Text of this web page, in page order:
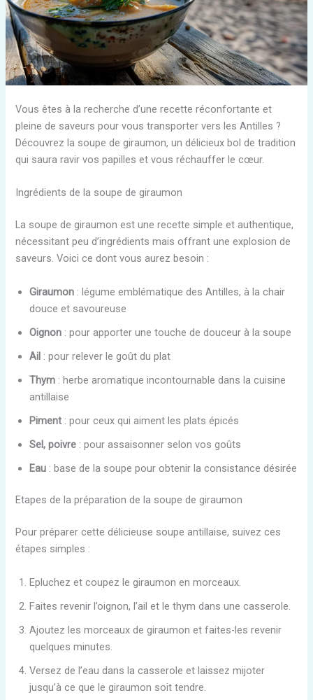
Vous êtes à la recherche d’une recette réconfortante et
pleine de saveurs pour vous transporter vers les Antilles ?
Découvrez la soupe de giraumon, un délicieux bol de tradition
qui saura ravir vos papilles et vous réchauffer le cœur.
Ingrédients de la soupe de giraumon
La soupe de giraumon est une recette simple et authentique,
nécessitant peu d’ingrédients mais offrant une explosion de
saveurs. Voici ce dont vous aurez besoin :
Giraumon : légume emblématique des Antilles, à la chair
douce et savoureuse
Oignon : pour apporter une touche de douceur à la soupe
Ail : pour relever le goût du plat
Thym : herbe aromatique incontournable dans la cuisine
antillaise
Piment : pour ceux qui aiment les plats épicés
Sel, poivre : pour assaisonner selon vos goûts
Eau : base de la soupe pour obtenir la consistance désirée
Etapes de la préparation de la soupe de giraumon
Pour préparer cette délicieuse soupe antillaise, suivez ces
étapes simples :
Epluchez et coupez le giraumon en morceaux.
Faites revenir l’oignon, l’ail et le thym dans une casserole.
Ajoutez les morceaux de giraumon et faites-les revenir
quelques minutes.
Versez de l’eau dans la casserole et laissez mijoter
jusqu’à ce que le giraumon soit tendre.